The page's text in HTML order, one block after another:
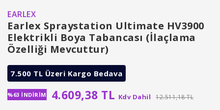
EARLEX
Earlex Spraystation Ultimate HV3900
Elektrikli Boya Tabancası (İlaçlama
Özelliği Mevcuttur)
7.500 TL Üzeri Kargo Bedava
%63 İNDİRİM 4.609,38 TL Kdv Dahil 12.511,18 TL